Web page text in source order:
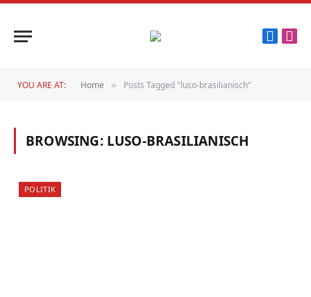
YOU ARE AT: Home » Posts Tagged "luso-brasilianisch"
BROWSING: LUSO-BRASILIANISCH
POLITIK